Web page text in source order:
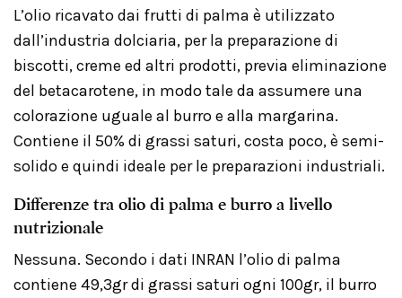
L’olio ricavato dai frutti di palma è utilizzato
dall’industria dolciaria, per la preparazione di
biscotti, creme ed altri prodotti, previa eliminazione
del betacarotene, in modo tale da assumere una
colorazione uguale al burro e alla margarina.
Contiene il 50% di grassi saturi, costa poco, è semi-
solido e quindi ideale per le preparazioni industriali.
Differenze tra olio di palma e burro a livello
nutrizionale
Nessuna. Secondo i dati INRAN l’olio di palma
contiene 49,3gr di grassi saturi ogni 100gr, il burro